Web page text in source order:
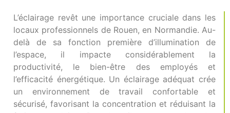
L’éclairage revêt une importance cruciale dans les
locaux professionnels de Rouen, en Normandie. Au-
delà de sa fonction première d’illumination de
l’espace, il impacte considérablement la
productivité, le bien-être des employés et
l’efficacité énergétique. Un éclairage adéquat crée
un environnement de travail confortable et
sécurisé, favorisant la concentration et réduisant la